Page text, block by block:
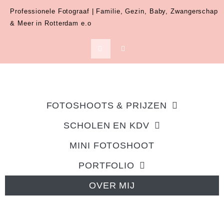
Professionele Fotograaf | Familie, Gezin, Baby, Zwangerschap
& Meer in Rotterdam e.o
FOTOSHOOTS & PRIJZEN
SCHOLEN EN KDV
MINI FOTOSHOOT
PORTFOLIO
OVER MIJ